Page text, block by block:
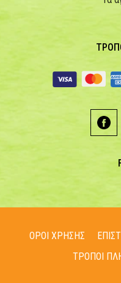
ΟΡΟΙ ΧΡΗΣΗΣ
ΤΡΟΠΟΙ